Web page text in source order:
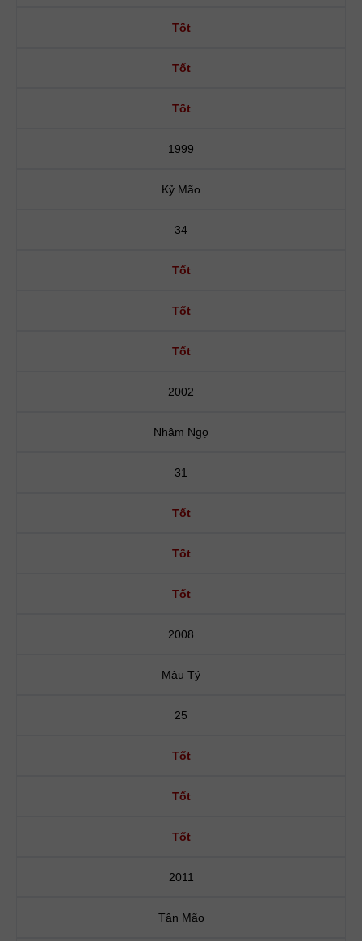
Tốt
Tốt
Tốt
1999
Kỷ Mão
34
Tốt
Tốt
Tốt
2002
Nhâm Ngọ
31
Tốt
Tốt
Tốt
2008
Mậu Tý
25
Tốt
Tốt
Tốt
2011
Tân Mão